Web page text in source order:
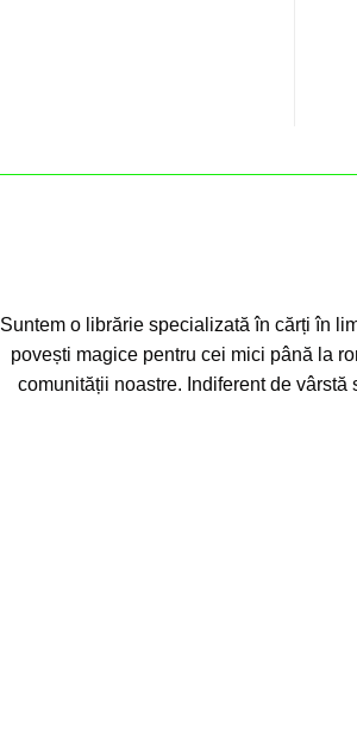
Suntem o librărie specializată în cărți în
povești magice pentru cei mici până la
comunității noastre. Indiferent de